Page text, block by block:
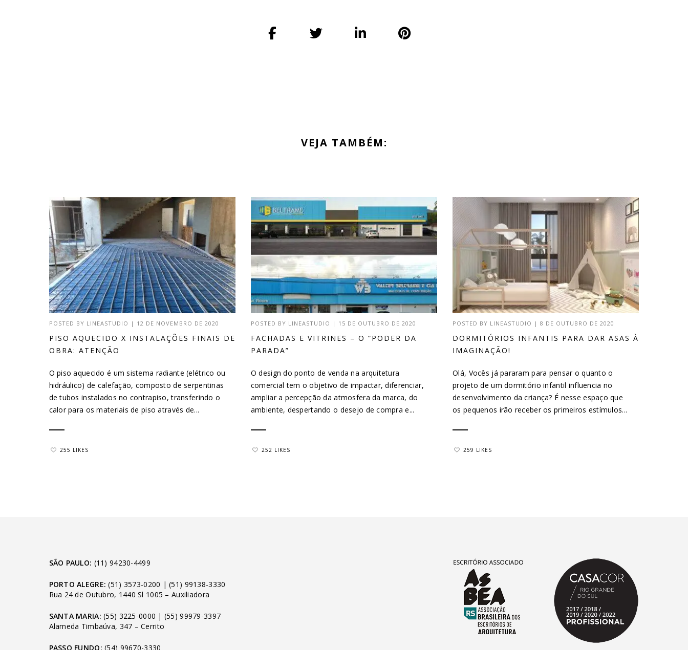
VEJA TAMBÉM:
POSTED BY LINEASTUDIO | 12 DE NOVEMBRO DE 2020
PISO AQUECIDO X INSTALAÇÕES FINAIS DE
OBRA: ATENÇÃO
O piso aquecido é um sistema radiante (elétrico ou
hidráulico) de calefação, composto de serpentinas
de tubos instalados no contrapiso, transferindo o
calor para os materiais de piso através de...
255 LIKES
POSTED BY LINEASTUDIO | 15 DE OUTUBRO DE 2020
FACHADAS E VITRINES – O “PODER DA
PARADA”
O design do ponto de venda na arquitetura
comercial tem o objetivo de impactar, diferenciar,
ampliar a percepção da atmosfera da marca, do
ambiente, despertando o desejo de compra e...
252 LIKES
POSTED BY LINEASTUDIO |8 DE OUTUBRO DE 2020
DORMITÓRIOS INFANTIS PARA DAR ASAS À
IMAGINAÇÃO!
Olá, Vocês já pararam para pensar o quanto o
projeto de um dormitório infantil influencia no
desenvolvimento da criança? É nesse espaço que
os pequenos irão receber os primeiros estímulos...
259 LIKES
SÃO PAULO: (11) 94230-4499
PORTO ALEGRE: (51) 3573-0200 |(51) 99138-3330
Rua 24 de Outubro, 1440 Sl 1005 – Auxiliadora
SANTA MARIA: (55) 3225-0000 | (55) 99979-3397
Alameda Timbaúva, 347 – Cerrito
PASSO FUNDO: (54) 99670-3330